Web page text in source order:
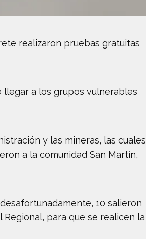
realizaron pruebas gratuitas
a los grupos vulnerables
y las mineras, las cuales
a la comunidad San Martín,
10 salieron
para que se realicen la